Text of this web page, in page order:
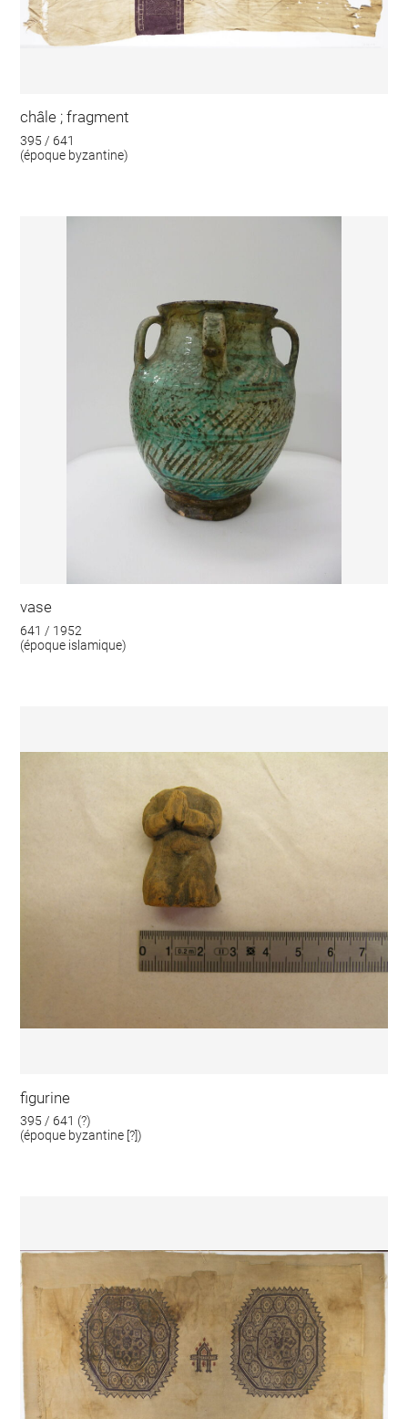
châle ; fragment
395 / 641
(époque byzantine)
vase
641 / 1952
(époque islamique)
figurine
395 / 641 (?)
(époque byzantine [?])